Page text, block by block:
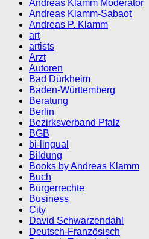
Andreas Klamm Moderator
Andreas Klamm-Sabaot
Andreas P. Klamm
art
artists
Arzt
Autoren
Bad Dürkheim
Baden-Württemberg
Beratung
Berlin
Bezirksverband Pfalz
BGB
bi-lingual
Bildung
Books by Andreas Klamm
Buch
Bürgerrechte
Business
City
David Schwarzendahl
Deutsch-Französisch